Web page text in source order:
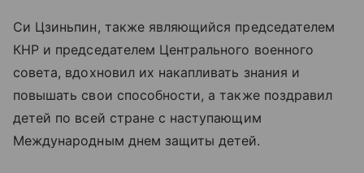
Си Цзиньпин, также являющийся председателем
КНР и председателем Центрального военного
совета, вдохновил их накапливать знания и
повышать свои способности, а также поздравил
детей по всей стране с наступающим
Международным днем защиты детей.